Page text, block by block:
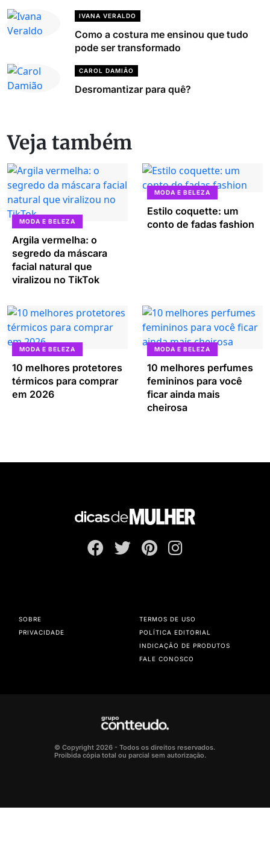
IVANA VERALDO
Como a costura me ensinou que tudo
pode ser transformado
CAROL DAMIÃO
Desromantizar para quê?
Veja também
MODA E BELEZA
Argila vermelha: o
segredo da máscara
facial natural que
viralizou no TikTok
MODA E BELEZA
Estilo coquette: um
conto de fadas fashion
MODA E BELEZA
10 melhores protetores
térmicos para comprar
em 2026
MODA E BELEZA
10 melhores perfumes
femininos para você
ficar ainda mais
cheirosa
SOBRE
PRIVACIDADE
TERMOS DE USO
POLÍTICA EDITORIAL
INDICAÇÃO DE PRODUTOS
FALE CONOSCO
© Copyright 2026 - Todos os direitos reservados.
Proibida cópia total ou parcial sem autorização.